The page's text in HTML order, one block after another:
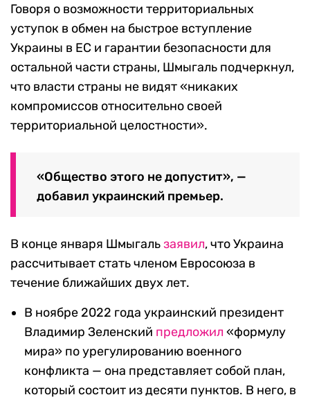
Говоря о возможности территориальных
уступок в обмен на быстрое вступление
Украины в ЕС и гарантии безопасности для
остальной части страны, Шмыгаль подчеркнул,
что власти страны не видят «никаких
компромиссов относительно своей
территориальной целостности».
«Общество этого не допустит», —
добавил украинский премьер.
В конце января Шмыгальзаявил, что Украина
рассчитывает стать членом Евросоюза в
течение ближайших двух лет.
В ноябре 2022 года украинский президент
Владимир Зеленский предложил «формулу
мира» по урегулированию военного
конфликта — она представляет собой план,
который состоит из десяти пунктов. В него, в